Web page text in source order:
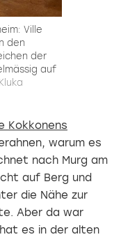
Ville
den
der
auf
Kokkonens
warum es
nach Murg am
auf Berg und
die Nähe zur
Aber da war
es in der alten